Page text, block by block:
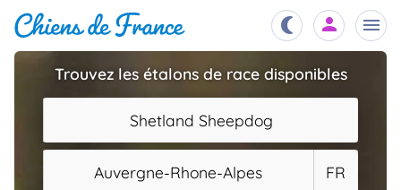
Chiots
Éleveurs
Trouvez les étalons de race disponibles
Shetland Sheepdog
Auvergne-Rhone-Alpes FR